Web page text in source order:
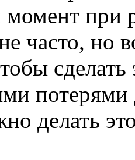
момент при
часто, но
сделать
потерями
делать